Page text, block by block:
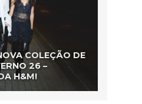
COLEÇÃO DE
26 –
H&M!